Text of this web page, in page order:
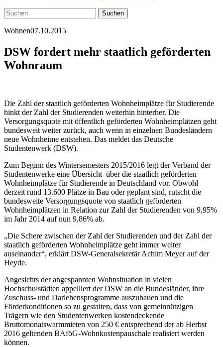
Wohnen07.10.2015
DSW fordert mehr staatlich geförderten
Wohnraum
Die Zahl der staatlich geförderten Wohnheimplätze für Studierende
hinkt der Zahl der Studierenden weiterhin hinterher. Die
Versorgungsquote mit öffentlich geförderten Wohnheimplätzen geht
bundesweit weiter zurück, auch wenn in einzelnen Bundesländern
neue Wohnheime entstehen. Das meldet das Deutsche
Studentenwerk (DSW).
Zum Beginn des Wintersemesters 2015/2016 legt der Verband der
Studentenwerke eine Übersicht über die staatlich geförderten
Wohnheimplätze für Studierende in Deutschland vor. Obwohl
derzeit rund 13.600 Plätze in Bau oder geplant sind, rutscht die
bundesweite Versorgungsquote von staatlich geförderten
Wohnheimplätzen in Relation zur Zahl der Studierenden von 9,95%
im Jahr 2014 auf nun 9,86% ab.
„Die Schere zwischen der Zahl der Studierenden und der Zahl der
staatlich geförderten Wohnheimplätze geht immer weiter
auseinander“, erklärt DSW-Generalsekretär Achim Meyer auf der
Heyde.
Angesichts der angespannten Wohnsituation in vielen
Hochschulstädten appelliert der DSW an die Bundesländer, ihre
Zuschuss- und Darlehensprogramme auszubauen und die
Förderkonditionen so zu gestalten, dass von gemeinnützigen
Trägern wie den Studentenwerken kostendeckende
Bruttomonatswarmmieten von 250 € entsprechend der ab Herbst
2016 geltenden BAföG-Wohnkostenpauschale realisiert werden
können.